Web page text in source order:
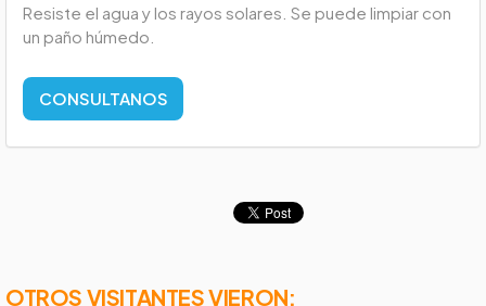
Resiste el agua y los rayos solares. Se puede limpiar con
un paño húmedo.
CONSULTANOS
OTROS VISITANTES VIERON: